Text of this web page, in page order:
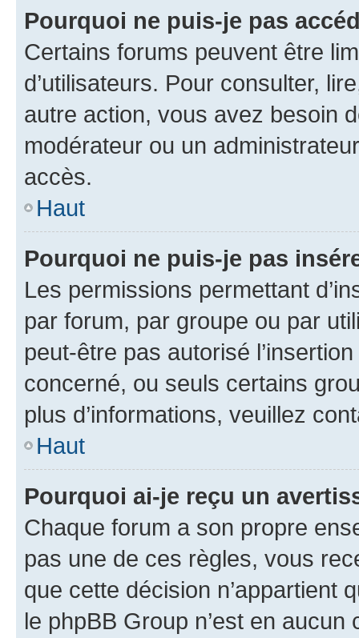
Pourquoi ne puis-je pas
Certains forums peuvent être
d’utilisateurs. Pour consulter,
autre action, vous avez besoin
modérateur ou un
accès.
Haut
Pourquoi ne puis-je pas
Les permissions permettant
par forum, par groupe ou par
peut-être pas autorisé
concerné, ou seuls certains
plus d’informations, veuillez
Haut
Pourquoi ai-je reçu un
Chaque forum a son propre
pas une de ces règles, vous
que cette décision n’appartient
le phpBB Group n’est en